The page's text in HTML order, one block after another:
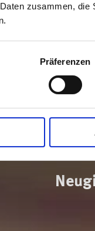
zusammen,
Präferenzen